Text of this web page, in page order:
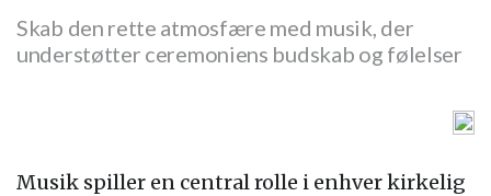
Skab den rette atmosfære med musik, der
understøtter ceremoniens budskab og følelser
Musik spiller en central rolle i enhver kirkelig